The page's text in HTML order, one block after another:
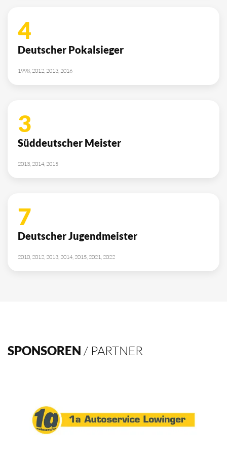
4
Deutscher Pokalsieger
1998, 2012, 2013, 2016
3
Süddeutscher Meister
2013, 2014, 2015
7
Deutscher Jugendmeister
2010, 2012, 2013, 2014, 2015, 2021, 2022
SPONSOREN / PARTNER